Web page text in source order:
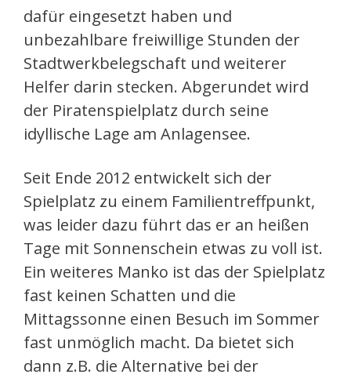
dafür eingesetzt haben und
unbezahlbare freiwillige Stunden der
Stadtwerkbelegschaft und weiterer
Helfer darin stecken. Abgerundet wird
der Piratenspielplatz durch seine
idyllische Lage am Anlagensee.
Seit Ende 2012 entwickelt sich der
Spielplatz zu einem Familientreffpunkt,
was leider dazu führt das er an heißen
Tage mit Sonnenschein etwas zu voll ist.
Ein weiteres Manko ist das der Spielplatz
fast keinen Schatten und die
Mittagssonne einen Besuch im Sommer
fast unmöglich macht. Da bietet sich
dann z.B. die Alternative bei der